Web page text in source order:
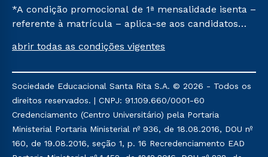
*A condição promocional de 1ª mensalidade isenta –
referente à matrícula – aplica-se aos candidatos
na prova on-line ou agendada, que ofertam bolsas
semestre de 2023, que ainda não tenham efetivado
e/ou não tenham cancelado ou trancado sua
matrícula em uma das Instituições da Cruzeiro do
Sul Educacional, no período de 1 ano. Tais condições
não se aplicam aos cursos de Medicina, e também
para matriculados via FIES, Prouni e outros
abrir todas as condições vigentes
Sociedade Educacional Santa Rita S.A. © 2026 - Todos os
direitos reservados. | CNPJ: 91.109.660/0001-60
Credenciamento (Centro Universitário) pela Portaria
Ministerial Portaria Ministerial nº 936, de 18.08.2016, DOU nº
160, de 19.08.2016, seção 1, p. 16 Recredenciamento EAD